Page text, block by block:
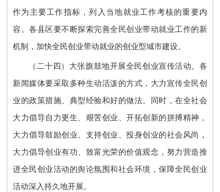
作为主要工作指标，列入当地就业工作考核的重要内
容。各县区要不断探索完善全民创业带动就业工作的新
机制，加快全民创业带动就业的创业型城市建设。
（二十四）大张旗鼓地开展全民创业宣传活动。各
新闻媒体要采取多种生动活泼的方式，大力宣传全民创
业的政策措施、典型经验和好的做法。同时，在全社会
大力倡导自力更生、艰苦创业、开拓创新的拼搏精神，
大力倡导鼓励创业、支持创业、投身创业的社会风尚，
大力倡导创业有功、致富光荣的价值观念，努力营造推
进全民创业活动的舆论氛围和社会环境，保障全民创业
活动深入持久地开展。